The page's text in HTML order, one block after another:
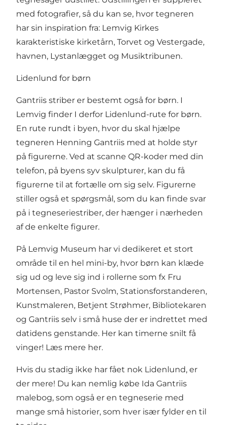
med fotografier, så du kan se, hvor tegneren
har sin inspiration fra: Lemvig Kirkes
karakteristiske kirketårn, Torvet og Vestergade,
havnen, Lystanlægget og Musiktribunen.
Lidenlund for børn
Gantriis striber er bestemt også for børn. I
Lemvig finder I derfor Lidenlund-rute for børn.
En rute rundt i byen, hvor du skal hjælpe
tegneren Henning Gantriis med at holde styr
på figurerne. Ved at scanne QR-koder med din
telefon, på byens syv skulpturer, kan du få
figurerne til at fortælle om sig selv. Figurerne
stiller også et spørgsmål, som du kan finde svar
på i tegneseriestriber, der hænger i nærheden
af de enkelte figurer.
På Lemvig Museum har vi dedikeret et stort
område til en hel mini-by, hvor børn kan klæde
sig ud og leve sig ind i rollerne som fx Fru
Mortensen, Pastor Svolm, Stationsforstanderen,
Kunstmaleren, Betjent Strøhmer, Bibliotekaren
og Gantriis selv i små huse der er indrettet med
datidens genstande. Her kan timerne snilt få
vinger! Læs mere her.
Hvis du stadig ikke har fået nok Lidenlund, er
der mere! Du kan nemlig købe Ida Gantriis
malebog, som også er en tegneserie med
mange små historier, som hver især fylder en til